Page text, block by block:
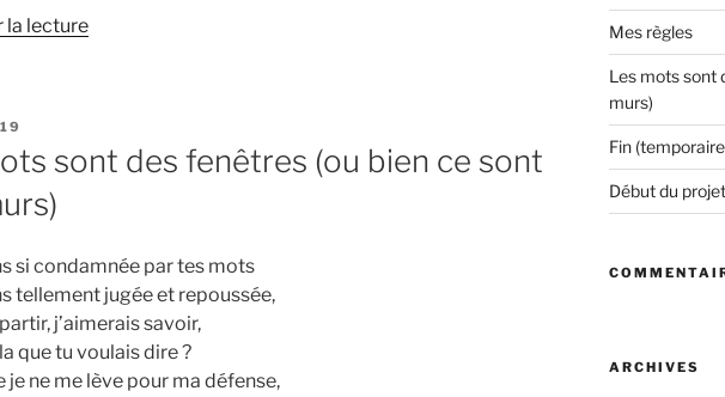
la lecturede
sont des fenêtres (ou bien ce sont
si condamnée par tes mots
tellement jugée et repoussée,
j’aimerais savoir,
que tu voulais dire ?
je ne me lève pour ma défense,
Mes règles
Les mots sont
murs)
Fin
Début du
ARCHIVES